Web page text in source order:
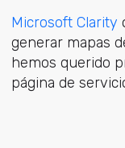
Microsoft Clarity
generar mapas
hemos querido
página de